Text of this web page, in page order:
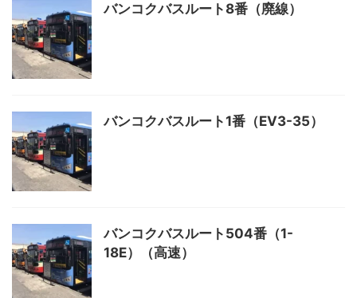
バンコクバスルート8番（廃線）
バンコクバスルート1番（EV3-35）
バンコクバスルート504番（1-
18E）（高速）